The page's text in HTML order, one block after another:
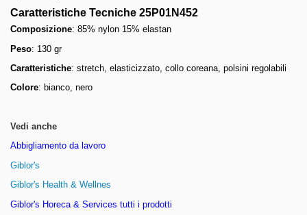
Caratteristiche Tecniche 25P01N452
Composizione: 85% nylon 15% elastan
Peso: 130 gr
Caratteristiche: stretch, elasticizzato, collo coreana, polsini regolabili
Colore: bianco, nero
Vedi anche
Abbigliamento da lavoro
Giblor's
Giblor's Health & Wellnes
Giblor's Horeca & Services tutti i prodotti